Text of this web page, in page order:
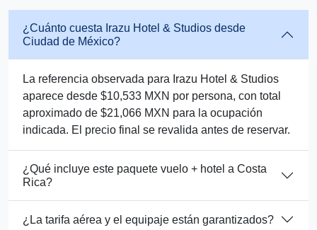
¿Cuánto cuesta Irazu Hotel & Studios desde
Ciudad de México?
La referencia observada para Irazu Hotel & Studios
aparece desde $10,533 MXN por persona, con total
aproximado de $21,066 MXN para la ocupación
indicada. El precio final se revalida antes de reservar.
¿Qué incluye este paquete vuelo + hotel a Costa
Rica?
¿La tarifa aérea y el equipaje están garantizados?